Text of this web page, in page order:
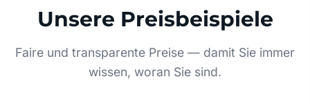
Unsere Preisbeispiele
Faire und transparente Preise — damit Sie immer
wissen, woran Sie sind.